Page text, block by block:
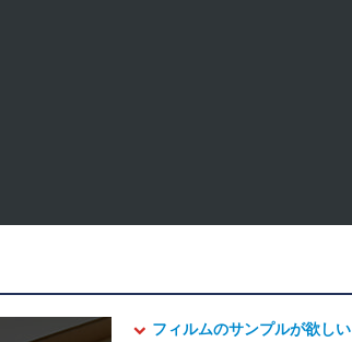
フィルムのサンプルが欲しい